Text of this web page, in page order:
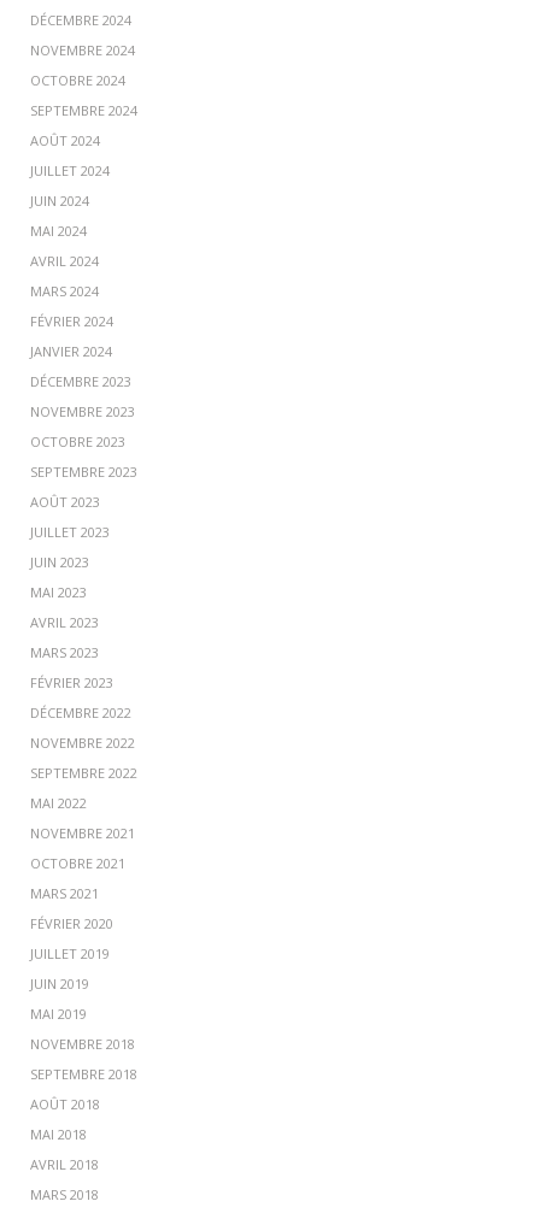
DÉCEMBRE 2024
NOVEMBRE 2024
OCTOBRE 2024
SEPTEMBRE 2024
AOÛT 2024
JUILLET 2024
JUIN 2024
MAI 2024
AVRIL 2024
MARS 2024
FÉVRIER 2024
JANVIER 2024
DÉCEMBRE 2023
NOVEMBRE 2023
OCTOBRE 2023
SEPTEMBRE 2023
AOÛT 2023
JUILLET 2023
JUIN 2023
MAI 2023
AVRIL 2023
MARS 2023
FÉVRIER 2023
DÉCEMBRE 2022
NOVEMBRE 2022
SEPTEMBRE 2022
MAI 2022
NOVEMBRE 2021
OCTOBRE 2021
MARS 2021
FÉVRIER 2020
JUILLET 2019
JUIN 2019
MAI 2019
NOVEMBRE 2018
SEPTEMBRE 2018
AOÛT 2018
MAI 2018
AVRIL 2018
MARS 2018